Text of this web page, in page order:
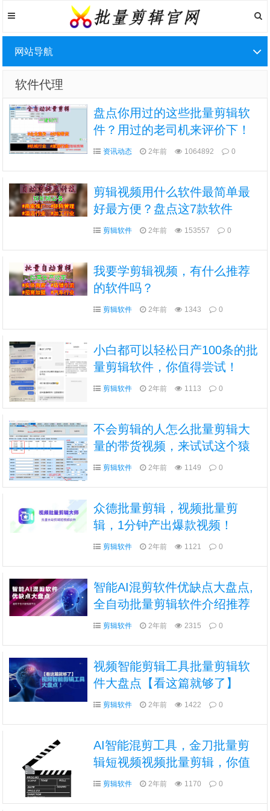
网站导航
软件代理
盘点你用过的这些批量剪辑软
件？用过的老司机来评价下！
资讯动态 2年前 1064892 0
剪辑视频用什么软件最简单最
好最方便？盘点这7款软件
剪辑软件 2年前 153557 0
我要学剪辑视频，有什么推荐
的软件吗？
剪辑软件 2年前 1343 0
小白都可以轻松日产100条的批
量剪辑软件，你值得尝试！
剪辑软件 2年前 1113 0
不会剪辑的人怎么批量剪辑大
量的带货视频，来试试这个猿
创批量剪辑软件
剪辑软件 2年前 1149 0
众德批量剪辑，视频批量剪
辑，1分钟产出爆款视频！
剪辑软件 2年前 1121 0
智能AI混剪软件优缺点大盘点,
全自动批量剪辑软件介绍推荐
看完这个就够了
剪辑软件 2年前 2315 0
视频智能剪辑工具批量剪辑软
件大盘点【看这篇就够了】
剪辑软件 2年前 1422 0
AI智能混剪工具，金刀批量剪
辑短视频视频批量剪辑，你值
得拥有
剪辑软件 2年前 1170 0